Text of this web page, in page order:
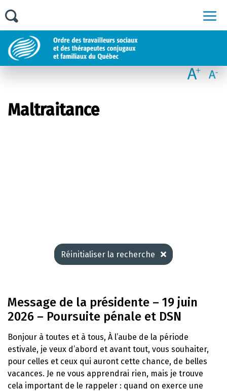
Maltraitance
Réinitialiser la recherche
Message de la présidente – 19 juin
2026 – Poursuite pénale et DSN
Bonjour à toutes et à tous, À l’aube de la période
estivale, je veux d’abord et avant tout, vous souhaiter,
pour celles et ceux qui auront cette chance, de belles
vacances. Je ne vous apprendrai rien, mais je trouve
cela important de le rappeler : quand on exerce une